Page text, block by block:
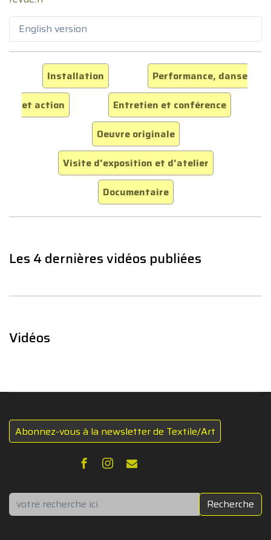
English version
Installation
Performance, danse
et action
Entretien et conférence
Oeuvre originale
Visite d'exposition et d'atelier
Documentaire
Les 4 dernières vidéos publiées
Vidéos
Abonnez-vous à la newsletter de Textile/Art
Rechercher Recherche